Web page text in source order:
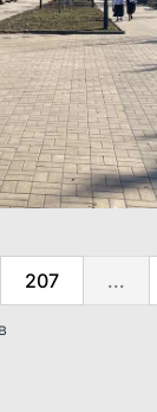
207 ...